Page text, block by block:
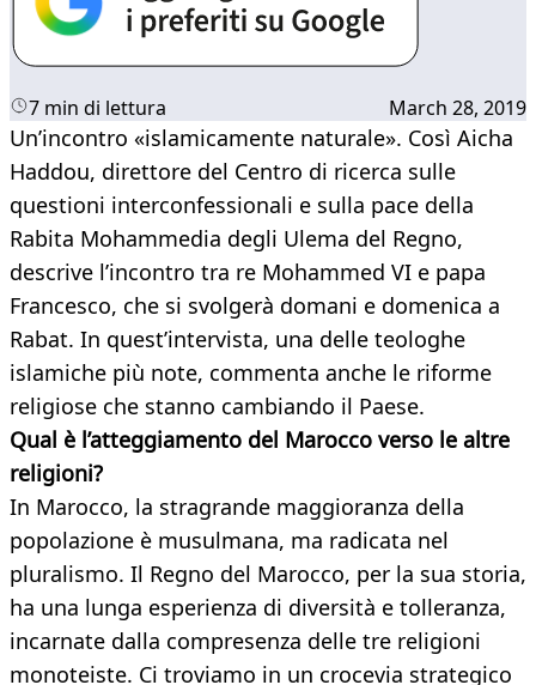
7 min di lettura March 28, 2019
Un’incontro «islamicamente naturale». Così Aicha
Haddou, direttore del Centro di ricerca sulle
questioni interconfessionali e sulla pace della
Rabita Mohammedia degli Ulema del Regno,
descrive l’incontro tra re Mohammed VI e papa
Francesco, che si svolgerà domani e domenica a
Rabat. In quest’intervista, una delle teologhe
islamiche più note, commenta anche le riforme
religiose che stanno cambiando il Paese.
Qual è l’atteggiamento del Marocco verso le altre
religioni?
In Marocco, la stragrande maggioranza della
popolazione è musulmana, ma radicata nel
pluralismo. Il Regno del Marocco, per la sua storia,
ha una lunga esperienza di diversità e tolleranza,
incarnate dalla compresenza delle tre religioni
monoteiste. Ci troviamo in un crocevia strategico